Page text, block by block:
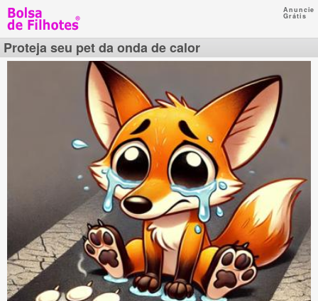
Anuncie
Grátis
Proteja seu pet da onda de calor